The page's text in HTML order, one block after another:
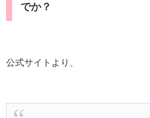
でか？
公式サイトより、